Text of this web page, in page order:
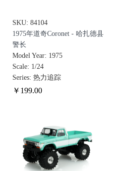
SKU: 84104
1975年道奇Coronet - 哈扎德县
警长
Model Year: 1975
Scale: 1/24
Series: 热力追踪
￥ 199.00